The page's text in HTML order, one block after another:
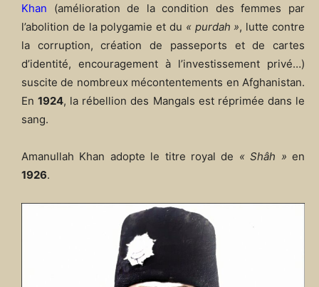
Khan (amélioration de la condition des femmes par
l’abolition de la polygamie et du « purdah », lutte contre
la corruption, création de passeports et de cartes
d’identité, encouragement à l’investissement privé…)
suscite de nombreux mécontentements en Afghanistan.
En1924, la rébellion des Mangals est réprimée dans le
sang.
Amanullah Khan adopte le titre royal de « Shâh » en
1926.